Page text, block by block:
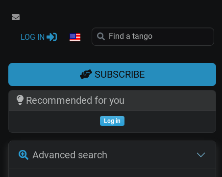
LOG IN
SUBSCRIBE
Recommended for you
Log in
Advanced search